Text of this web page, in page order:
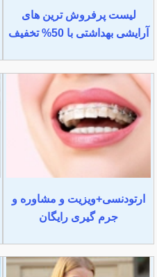
لیست پرفروش ترین های
آرایشی بهداشتی با 50% تخفیف
ارتودنسی+ویزیت و مشاوره و
جرم گیری رایگان